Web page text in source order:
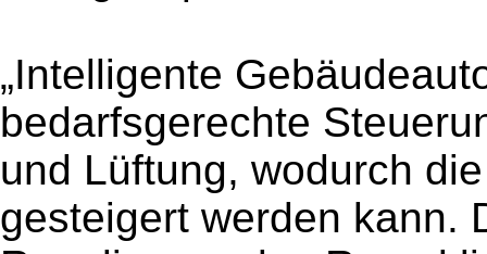
„Intelligente
bedarfsgerechte
und Lüftung, wodurch
gesteigert werden kann.